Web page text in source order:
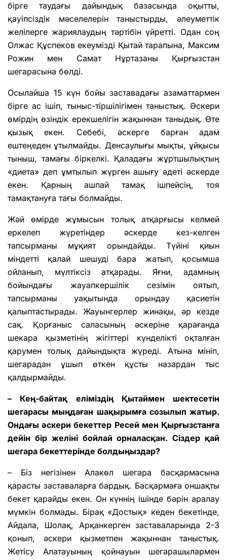
бірге таудағы дайындық базасында оқытты,
қауіпсіздік мәселелерін таныстырды, әлеуметтік
желілерге жариялаудың тәртібін үйретті. Одан соң
Олжас Құспеков екеумізді Қытай тарапына, Максим
Рожин мен Самат Нұртазаны Қырғызстан
шегарасына бөлді.
Осылайша 15 күн бойы заставадағы азаматтармен
бірге ас ішіп, тыныс-тіршілігімен таныстық. Әскери
өмірдің өзіндік ерекшелігін жақыннан таныдық. Өте
қызық екен. Себебі, әскерге барған адам
ештеңеден ұтылмайды. Денсаулығы мықты, ұйқысы
тыныш, тамағы біркелкі. Қаладағы жұртшылықтың
«диета» деп ұмтылып жүрген ашығу әдеті әскерде
екен. Қарның ашпай тамақ ішпейсің, тоя
тамақтануға тағы болмайды.
Жәй өмірде жұмысын толық атқарғысы келмей
еркелеп жүретіндер әскерде кез-келген
тапсырманы мұқият орындайды. Түйіні қиын
міндетті қалай шешуді бара жатып, қосымша
ойланып, мүлтіксіз атқарады. Яғни, адамның
бойындағы жауапкершілік сезімін оятып,
тапсырманы уақытында орындау қасиетін
қалыптастырады. Жауынгерлер жинақы, әр кезде
сақ. Қорғаныс саласының әскеріне қарағанда
шекара қызметінің жігіттері күнделікті оқталған
қарумен толық дайындықта жүреді. Атына мініп,
шегарадан ұшып өткен құсты назардан тыс
қалдырмайды.
– Кең-байтақ еліміздің Қытаймен шектесетін
шегарасы мыңдаған шақырымға созылып жатыр.
Ондағы әскери бекеттер Ресей мен Қырғызстанға
дейін бір желіні бойлай орналасқан. Сіздер қай
шегара бекеттерінде болдыңыздар?
– Біз негізінен Алакөл шегара басқармасына
қарасты заставаларға бардық. Басқармаға оншақты
бекет қарайды екен. Он күннің ішінде бәрін аралау
мүмкін болмады. Бірақ «Достық» кеден бекетінде,
Айдала, Шолақ, Арқанкерген заставаларында 2-3
қонып, әскери қызметпен жақыннан таныстық.
Жетісу Алатауының қойнауын шегарашылармен